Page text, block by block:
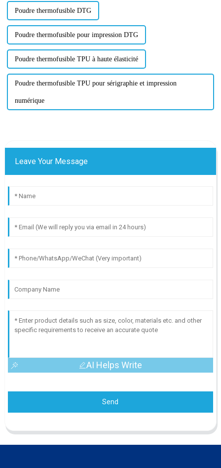
Poudre thermofusible DTG
Poudre thermofusible pour impression DTG
Poudre thermofusible TPU à haute élasticité
Poudre thermofusible TPU pour sérigraphie et impression
numérique
Leave Your Message
AI Helps Write
Send